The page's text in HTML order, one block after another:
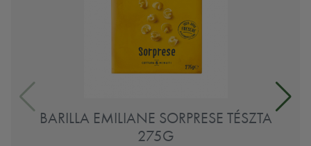
BARILLA EMILIANE SORPRESE TÉSZTA
275G